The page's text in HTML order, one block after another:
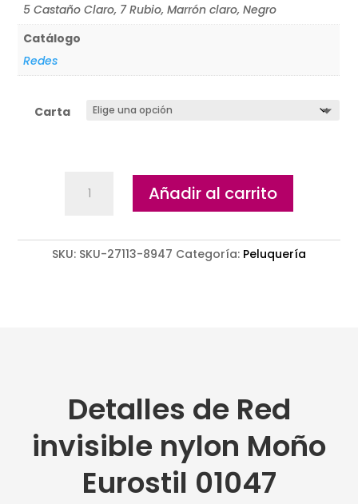
5 Castaño Claro, 7 Rubio, Marrón claro, Negro
Catálogo
Redes
Carta
invisible
Eurostil
Añadir al carrito
SKU: SKU-27113-8947 Categoría: Peluquería
Detalles de Red
invisible nylon Moño
Eurostil 01047